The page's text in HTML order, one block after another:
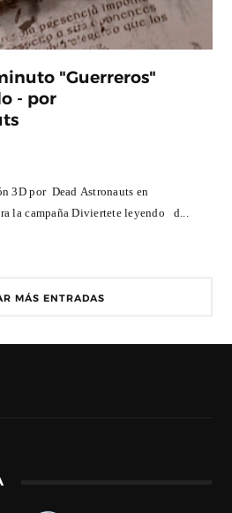
"Guerreros"
- por
3D por Dead Astronauts en
la campaña Diviertete leyendo d...
MÁS ENTRADAS